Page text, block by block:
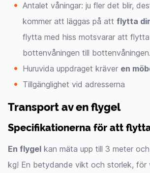
Antalet våningar: ju fler det blir,
kommer att läggas på att flytta
flytta med hiss motsvarar att
bottenvåningen till bottenvåningen.
Huruvida uppdraget kräver en
Tillgänglighet vid adresserna
Transport av en flygel
Specifikationerna för att
En flygel kan mäta upp till 3 meter
kg! En betydande vikt och storlek, för